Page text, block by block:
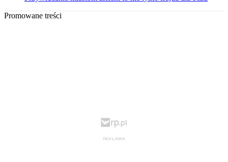
Promowane treści